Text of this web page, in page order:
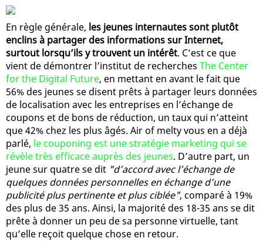
En règle générale, les jeunes internautes sont plutôt
enclins à partager des informations sur Internet,
surtout lorsqu’ils y trouvent un intérêt. C’est ce que
vient de démontrer l’institut de recherches The Center
for the Digital Future, en mettant en avant le fait que
56% des jeunes se disent prêts à partager leurs données
de localisation avec les entreprises en l’échange de
coupons et de bons de réduction, un taux qui n’atteint
que 42% chez les plus âgés. Air of melty vous en a déjà
parlé, le couponing est une stratégie marketing qui se
révèle très efficace auprès des jeunes. D’autre part, un
jeune sur quatre se dit "d’accord avec l’échange de
quelques données personnelles en échange d’une
publicité plus pertinente et plus ciblée", comparé à 19%
des plus de 35 ans. Ainsi, la majorité des 18-35 ans se dit
prête à donner un peu de sa personne virtuelle, tant
qu’elle reçoit quelque chose en retour.